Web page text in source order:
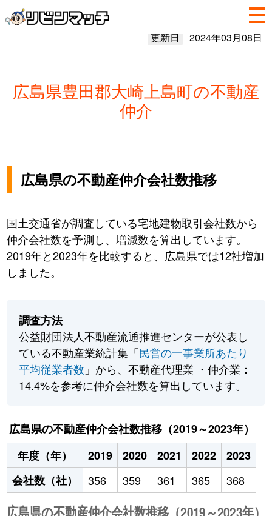
更新日 2024年03月08日
広島県豊田郡大崎上島町の不動産
仲介
広島県の不動産仲介会社数推移
国土交通省が調査している宅地建物取引会社数から
仲介会社数を予測し、増減数を算出しています。
2019年と2023年を比較すると、広島県では12社増加
しました。
調査方法
公益財団法人不動産流通推進センターが公表し
ている不動産業統計集「民営の一事業所あたり
平均従業者数 」から、不動産代理業 ・仲介業：
14.4%を参考に仲介会社数を算出しています。
広島県の不動産仲介会社数推移（2019～2023年）
年度（年）
2019 2020 2021 2022
2023
会社数（社）
356 359 361 365 368